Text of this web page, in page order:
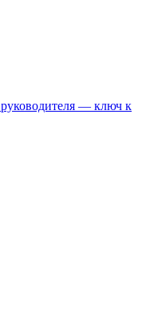
руководителя — ключ к